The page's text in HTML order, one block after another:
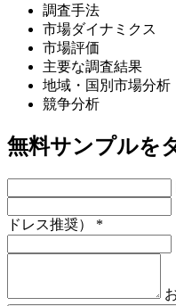
調査手法
市場ダイナミクス
市場評価
主要な調査結果
地域・国別市場分析
競争分析
無料サンプルを
ドレス推奨） *